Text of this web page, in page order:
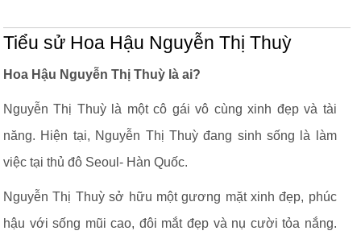
Tiểu sử Hoa Hậu Nguyễn Thị Thuỳ
Hoa Hậu Nguyễn Thị Thuỳ là ai?
Nguyễn Thị Thuỳ là một cô gái vô cùng xinh đẹp và tài
năng. Hiện tại, Nguyễn Thị Thuỳ đang sinh sống là làm
việc tại thủ đô Seoul- Hàn Quốc.
Nguyễn Thị Thuỳ sở hữu một gương mặt xinh đẹp, phúc
hậu với sống mũi cao, đôi mắt đẹp và nụ cười tỏa nắng.